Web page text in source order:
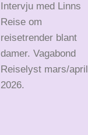
Intervju med Linns
Reise om
reisetrender blant
damer. Vagabond
Reiselyst mars/april
2026.